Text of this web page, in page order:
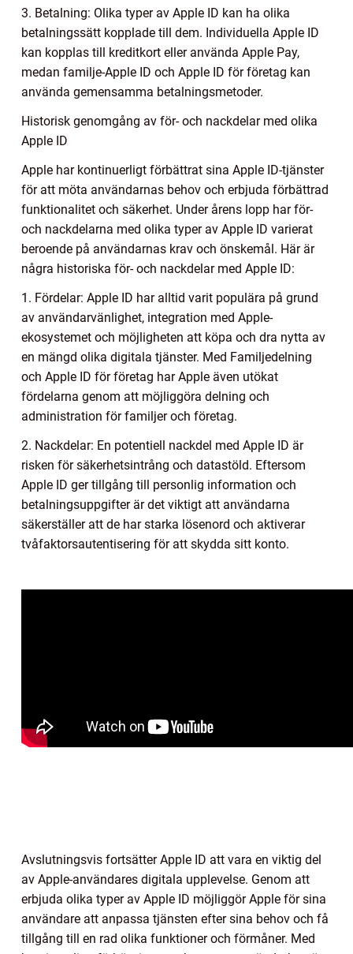
3. Betalning: Olika typer av Apple ID kan ha olika
betalningssätt kopplade till dem. Individuella Apple ID
kan kopplas till kreditkort eller använda Apple Pay,
medan familje-Apple ID och Apple ID för företag kan
använda gemensamma betalningsmetoder.
Historisk genomgång av för- och nackdelar med olika
Apple ID
Apple har kontinuerligt förbättrat sina Apple ID-tjänster
för att möta användarnas behov och erbjuda förbättrad
funktionalitet och säkerhet. Under årens lopp har för-
och nackdelarna med olika typer av Apple ID varierat
beroende på användarnas krav och önskemål. Här är
några historiska för- och nackdelar med Apple ID:
1. Fördelar: Apple ID har alltid varit populära på grund
av användarvänlighet, integration med Apple-
ekosystemet och möjligheten att köpa och dra nytta av
en mängd olika digitala tjänster. Med Familjedelning
och Apple ID för företag har Apple även utökat
fördelarna genom att möjliggöra delning och
administration för familjer och företag.
2. Nackdelar: En potentiell nackdel med Apple ID är
risken för säkerhetsintrång och datastöld. Eftersom
Apple ID ger tillgång till personlig information och
betalningsuppgifter är det viktigt att användarna
säkerställer att de har starka lösenord och aktiverar
tvåfaktorsautentisering för att skydda sitt konto.
Avslutningsvis fortsätter Apple ID att vara en viktig del
av Apple-användares digitala upplevelse. Genom att
erbjuda olika typer av Apple ID möjliggör Apple för sina
användare att anpassa tjänsten efter sina behov och få
tillgång till en rad olika funktioner och förmåner. Med